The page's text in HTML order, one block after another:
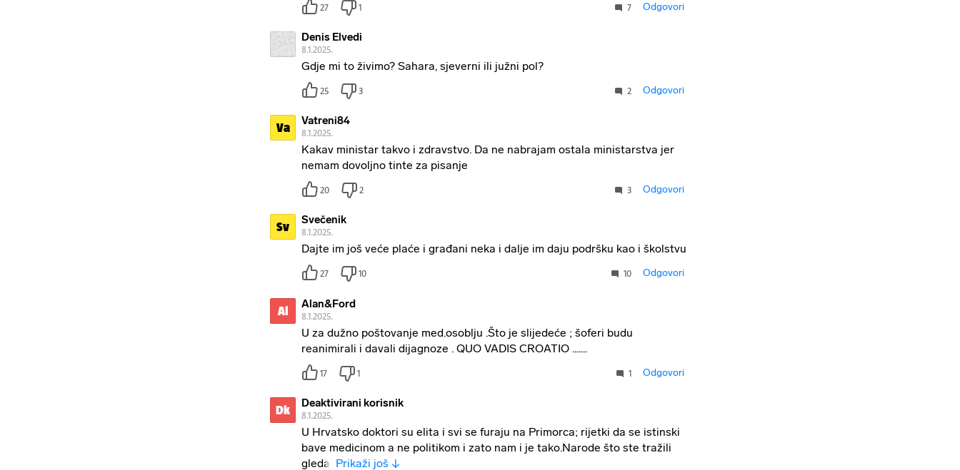
27 1 7 Odgovori
Denis Elvedi
8.1.2025.
Gdje mi to živimo? Sahara, sjeverni ili južni pol?
25 3 2 Odgovori
Va Vatreni84
8.1.2025.
Kakav ministar takvo i zdravstvo. Da ne nabrajam ostala ministarstva jer
nemam dovoljno tinte za pisanje
20 2 3 Odgovori
Sv Svečenik
8.1.2025.
Dajte im još veće plaće i građani neka i dalje im daju podršku kao i školstvu
27 10 10 Odgovori
Al Alan&Ford
8.1.2025.
U za dužno poštovanje med.osoblju .Što je slijedeće ; šoferi budu
reanimirali i davali dijagnoze . QUO VADIS CROATIO .......
17 1 1 Odgovori
Dk Deaktivirani korisnik
8.1.2025.
U Hrvatsko doktori su elita i svi se furaju na Primorca; rijetki da se istinski
bave medicinom a ne politikom i zato nam i je tako.Narode što ste tražili
gledaj Prikaži još ↓